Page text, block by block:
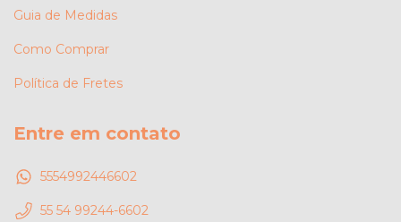
Guia de Medidas
Como Comprar
Política de Fretes
Entre em contato
5554992446602
55 54 99244-6602